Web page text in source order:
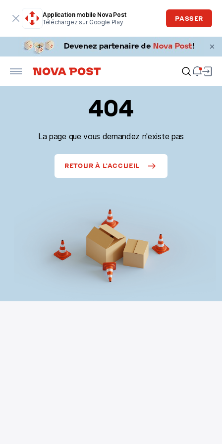
Application mobile Nova Post
Téléchargez sur Google Play
PASSER
404
La page que vous demandez n'existe pas
RETOUR À L'ACCUEIL